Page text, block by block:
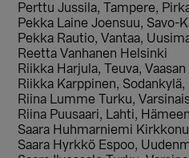
Perttu Jussila, Tampere,
Pekka Laine Joensuu, Savo-
Pekka Rautio, Vantaa,
Reetta Vanhanen Helsinki
Riikka Harjula, Teuva,
Riikka Karppinen, Sodankylä,
Riina Lumme Turku,
Riina Puusaari, Lahti,
Saara Huhmarniemi
Saara Hyrkkö Espoo,